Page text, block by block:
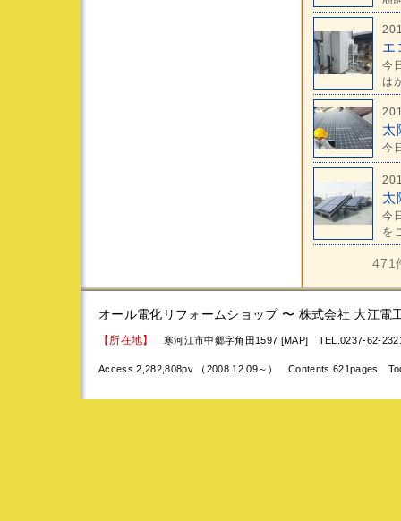
エ
今
は
太
今
太
今
を
471
オール電化リフォームショップ 〜 株式会社 大江電
【所在地】 寒河江市中郷字角田1597 [MAP] TEL.0237-62-
Access 2,282,808pv （2008.12.09～） Contents 621pages